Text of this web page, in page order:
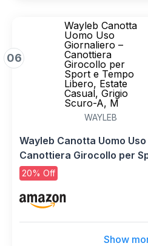
06
Wayleb Canotta
Uomo Uso
Giornaliero –
Canottiera
Girocollo per
Sport e Tempo
Libero, Estate
Casual, Grigio
Scuro-A, M
WAYLEB
Wayleb Canotta Uomo
Canottiera Girocollo per
Estate Casual, Grigio
20% Off
Show